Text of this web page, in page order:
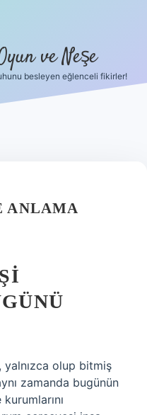
ve Neşe
besleyen eğlenceli fikirler!
ANLAMA
yalnızca olup bitmiş
zamanda bugünün